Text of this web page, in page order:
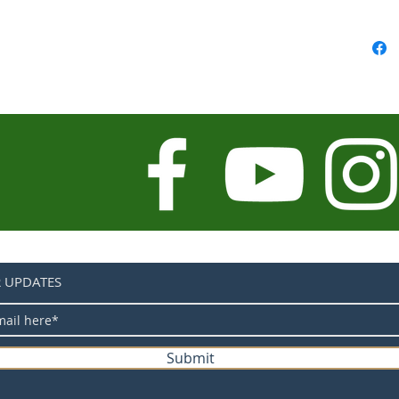
Freins
Pignon
Type
Porte-
UPDATES
Submit